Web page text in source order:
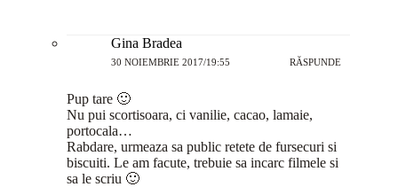
Gina Bradea
30 NOIEMBRIE 2017/19:55 RĂSPUNDE
Pup tare 🙂
Nu pui scortisoara, ci vanilie, cacao, lamaie,
portocala…
Rabdare, urmeaza sa public retete de fursecuri si
biscuiti. Le am facute, trebuie sa incarc filmele si
sa le scriu 🙂